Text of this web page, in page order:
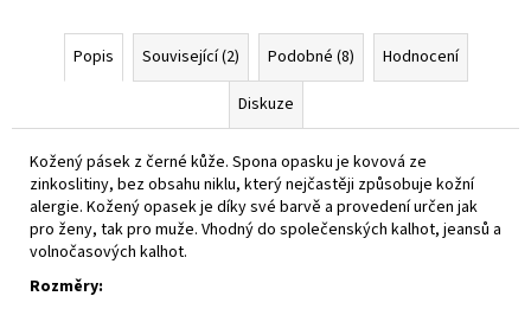
Popis Související (2) Podobné (8)
Hodnocení
Diskuze
Kožený pásek z černé kůže. Spona opasku je kovová ze
zinkoslitiny, bez obsahu niklu, který nejčastěji způsobuje kožní
alergie. Kožený opasek je díky své barvě a provedení určen jak
pro ženy, tak pro muže. Vhodný do společenských kalhot, jeansů a
volnočasových kalhot.
Rozměry: